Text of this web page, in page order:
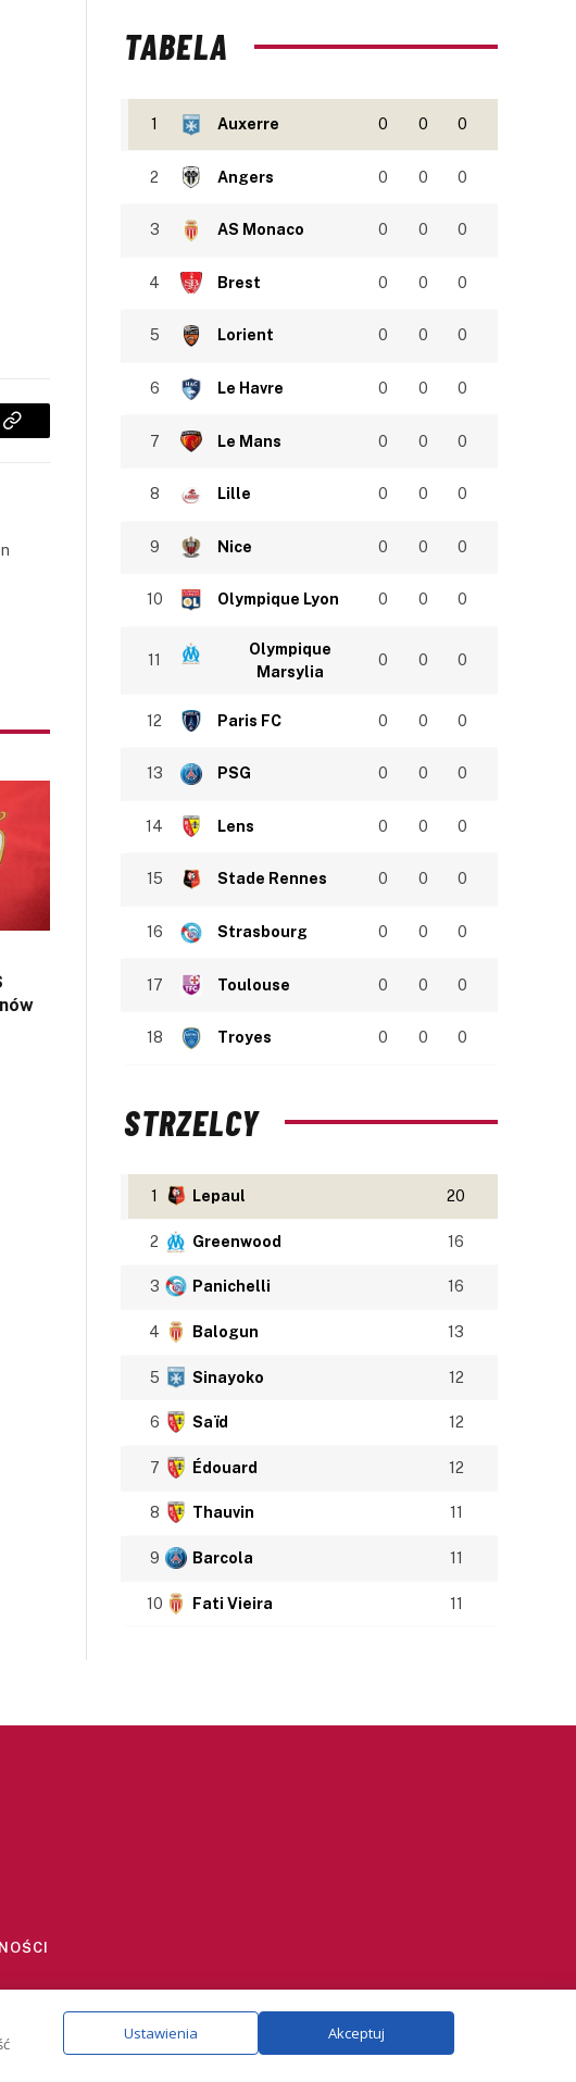
Copy
TABELA
1 Auxerre 0 0 0
2 Angers 0 0 0
3 AS Monaco 0 0 0
4 Brest 0 0 0
5 Lorient 0 0 0
6 Le Havre 0 0 0
7 Le Mans 0 0 0
8 Lille 0 0 0
9 Nice 0 0 0
10 Olympique Lyon 0 0 0
11
Olympique
Marsylia
0 0 0
12 Paris FC 0 0 0
13 PSG 0 0 0
14 Lens 0 0 0
15 Stade Rennes 0 0 0
16 Strasbourg 0 0 0
17 Toulouse 0 0 0
18 Troyes 0 0 0
STRZELCY
1 Lepaul 20
2 Greenwood 16
3 Panichelli 16
4 Balogun 13
5 Sinayoko 12
6 Saïd 12
7 Édouard 12
8 Thauvin 11
9 Barcola 11
10 Fati Vieira 11
Ustawienia Akceptuj